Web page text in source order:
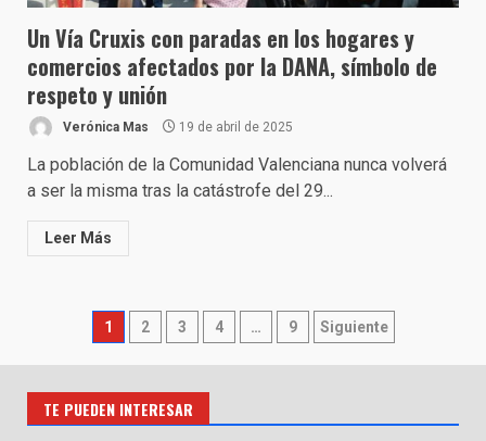
Un Vía Cruxis con paradas en los hogares y
comercios afectados por la DANA, símbolo de
respeto y unión
Verónica Mas 19 de abril de 2025
La población de la Comunidad Valenciana nunca volverá
a ser la misma tras la catástrofe del 29...
Leer Más
Paginación
de
entradas
1 2 3 4 … 9 Siguiente
TE PUEDEN INTERESAR